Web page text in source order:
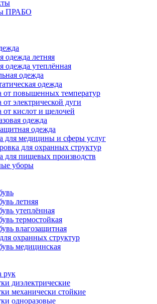
ПРАБО
одежда летняя
одежда утеплённая
одежда
одежда
от повышенных температур
от электрической дуги
от кислот и щелочей
одежда
одежда
для медицины и сферы услуг
для охранных структур
для пищевых производств
уборы
летняя
утеплённая
термостойкая
влагозащитная
охранных структур
медицинская
рук
диэлектрические
механически стойкие
одноразовые